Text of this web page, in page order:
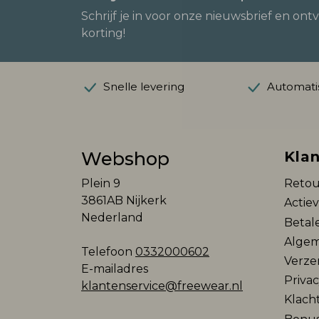
Schrijf je in voor onze nieuwsbrief en
korting!
Snelle levering
Webshop
Plein 9
3861AB Nijkerk
Nederland
Telefoon 0332000602
E-mailadres
klantenservice@freewear.nl